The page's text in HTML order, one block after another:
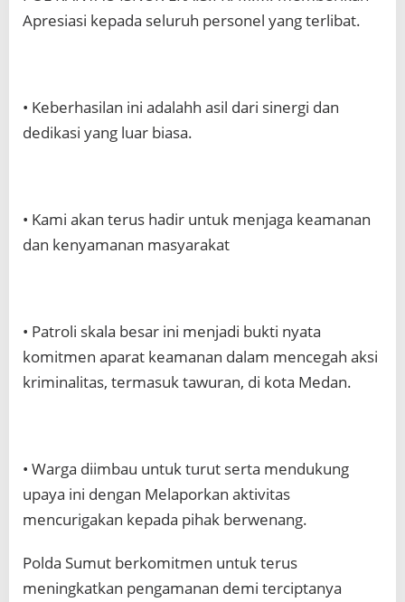
Apresiasi kepada seluruh personel yang terlibat.
• Keberhasilan ini adalahh asil dari sinergi dan
dedikasi yang luar biasa.
• Kami akan terus hadir untuk menjaga keamanan
dan kenyamanan masyarakat
• Patroli skala besar ini menjadi bukti nyata
komitmen aparat keamanan dalam mencegah aksi
kriminalitas, termasuk tawuran, di kota Medan.
• Warga diimbau untuk turut serta mendukung
upaya ini dengan Melaporkan aktivitas
mencurigakan kepada pihak berwenang.
Polda Sumut berkomitmen untuk terus
meningkatkan pengamanan demi terciptanya